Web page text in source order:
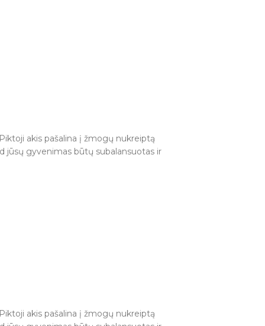
akis pašalina į žmogų nukreiptą
jūsų gyvenimas būtų subalansuotas ir
akis pašalina į žmogų nukreiptą